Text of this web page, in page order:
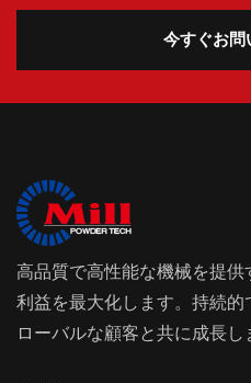
今すぐお問
高品質で高性能な機械を提
利益を最大化します。持続
ローバルな顧客と共に成長し